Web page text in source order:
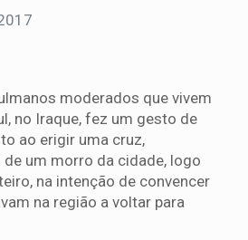
moderados que vivem
no Iraque, fez um gesto de
ao erigir uma cruz,
um morro da cidade, logo
na intenção de convencer
na região a voltar para